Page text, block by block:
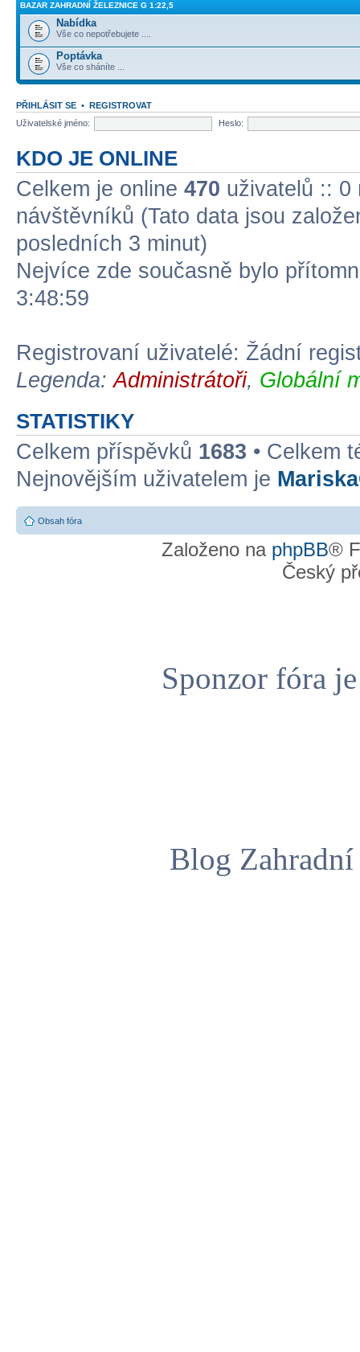
BAZAR ZAHRADNÍ ŽELEZNICE G 1:22,5
Nabídka
Vše co nepotřebujete ....
Poptávka
Vše co sháníte ...
PŘIHLÁSIT SE • REGISTROVAT
Uživatelské jméno:
Heslo:
KDO JE ONLINE
Celkem je online 470 uživatelů :: 0
návštěvníků (Tato data jsou
posledních 3 minut)
Nejvíce zde současně bylo
3:48:59
Registrovaní uživatelé: Žádní
Legenda:Administrátoři, Globální
STATISTIKY
Celkem příspěvků 1683 • Celkem
Nejnovějším uživatelem je
Obsah fóra
Založeno na phpBB®
Český
Sponzor fóra
Blog